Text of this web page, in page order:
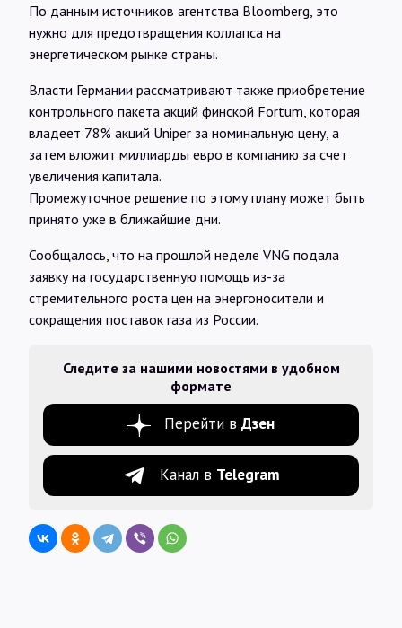
По данным источников агентства Bloomberg, это
нужно для предотвращения коллапса на
энергетическом рынке страны.
Власти Германии рассматривают также приобретение
контрольного пакета акций финской Fortum, которая
владеет 78% акций Uniper за номинальную цену, а
затем вложит миллиарды евро в компанию за счет
увеличения капитала.
Промежуточное решение по этому плану может быть
принято уже в ближайшие дни.
Сообщалось, что на прошлой неделе VNG подала
заявку на государственную помощь из-за
стремительного роста цен на энергоносители и
сокращения поставок газа из России.
Следите за нашими новостями в удобном
формате
Перейти в Дзен
Канал в Telegram